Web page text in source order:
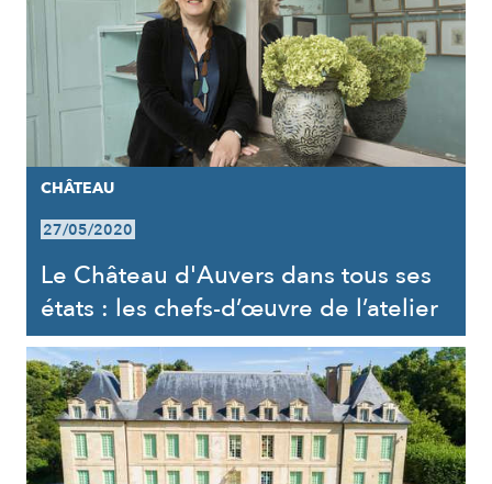
CHÂTEAU
27/05/2020
Le Château d'Auvers dans tous ses
états : les chefs-d’œuvre de l’atelier